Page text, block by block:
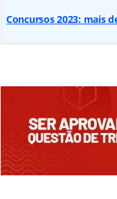
Concursos 2023: mais